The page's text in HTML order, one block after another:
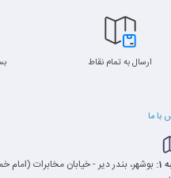
ارسال به تمام نقاط
با ما
بوشهر، بندر دیر - خیابان مخابرات (امام